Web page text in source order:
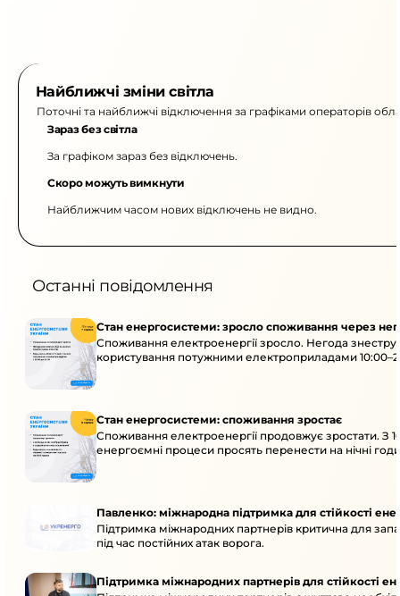
Найближчі зміни світла
Поточні та найближчі відключення за графіками операторів
Зараз без світла
За графіком зараз без відключень.
Скоро можуть вимкнути
Найближчим часом нових відключень не видно.
Останні повідомлення
Стан енергосистеми: зросло споживання через
Споживання електроенергії зросло. Негода
користування потужними електроприладами
Стан енергосистеми: споживання зростає
Споживання електроенергії продовжує зростати. З
енергоємні процеси просять перенести на нічні
Павленко: міжнародна підтримка для стійкості
Підтримка міжнародних партнерів критична для
під час постійних атак ворога.
Підтримка міжнародних партнерів для стійкості